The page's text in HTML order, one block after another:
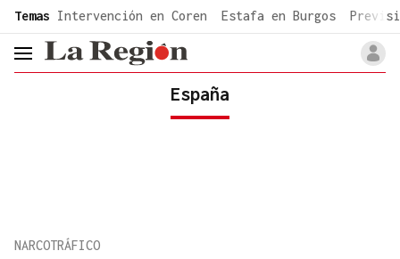
common.go-to-content
Temas Intervención en Coren Estafa en Burgos
header.menu.open
España
NARCOTRÁFICO